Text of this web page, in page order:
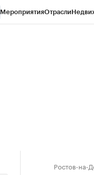
МероприятияОтрасли
Ростов-на-